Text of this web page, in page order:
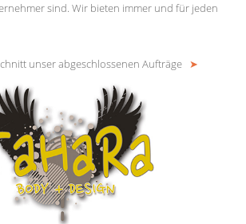
sind. Wir bieten immer und für jeden
unser abgeschlossenen Aufträge ➤